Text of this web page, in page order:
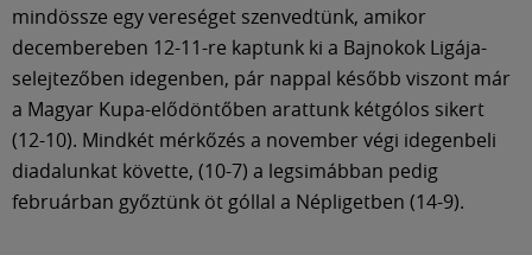
mindössze egy vereséget szenvedtünk, amikor
decembereben 12-11-re kaptunk ki a Bajnokok Ligája-
selejtezőben idegenben, pár nappal később viszont már
a Magyar Kupa-elődöntőben arattunk kétgólos sikert
(12-10). Mindkét mérkőzés a november végi idegenbeli
diadalunkat követte, (10-7) a legsimábban pedig
februárban győztünk öt góllal a Népligetben (14-9).